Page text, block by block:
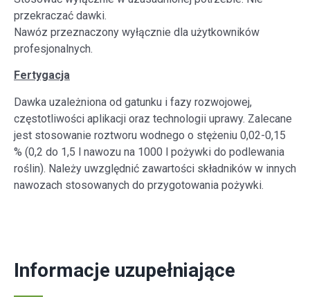
przekraczać dawki.
Nawóz przeznaczony wyłącznie dla użytkowników
profesjonalnych.
Fertygacja
Dawka uzależniona od gatunku i fazy rozwojowej,
częstotliwości aplikacji oraz technologii uprawy. Zalecane
jest stosowanie roztworu wodnego o stężeniu 0,02-0,15
% (0,2 do 1,5 l nawozu na 1000 l pożywki do podlewania
roślin). Należy uwzględnić zawartości składników w innych
nawozach stosowanych do przygotowania pożywki.
Informacje uzupełniające